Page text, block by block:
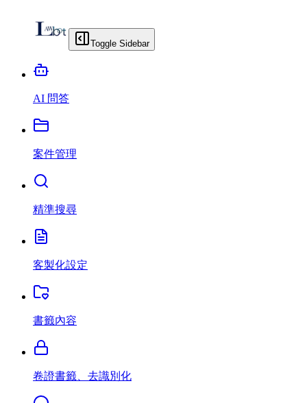
Toggle Sidebar
AI 問答
案件管理
精準搜尋
客製化設定
書籤內容
卷證書籤、去識別化